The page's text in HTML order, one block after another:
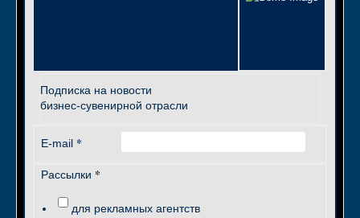
Подписка на новости
бизнес-сувенирной отрасли
E-mail *
Рассылки *
для рекламных агентств